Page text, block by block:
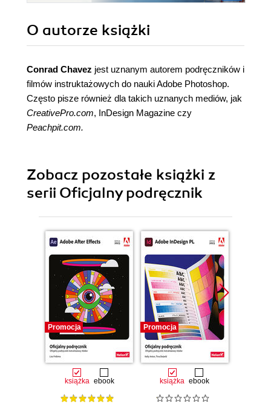
O autorze książki
Conrad Chavez jest uznanym autorem podręczników i
filmów instruktażowych do nauki Adobe Photoshop.
Często pisze również dla takich uznanych mediów, jak
CreativePro.com, InDesign Magazine czy
Peachpit.com.
Zobacz pozostałe książki z
serii Oficjalny podręcznik
Promocja
książka ebook
Promocja
książka ebook